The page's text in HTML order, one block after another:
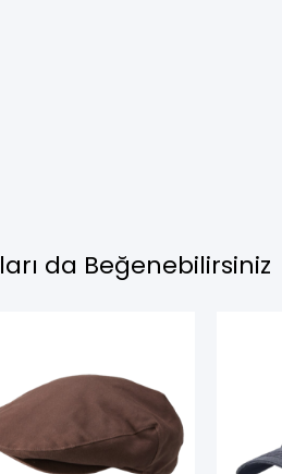
da Beğenebilirsiniz